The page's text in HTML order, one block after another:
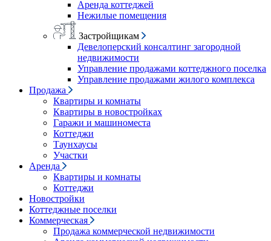
Аренда коттеджей
Нежилые помещения
Застройщикам
Девелоперский консалтинг загородной
недвижимости
Управление продажами коттеджного поселка
Управление продажами жилого комплекса
Продажа
Квартиры и комнаты
Квартиры в новостройках
Гаражи и машиноместа
Коттеджи
Таунхаусы
Участки
Аренда
Квартиры и комнаты
Коттеджи
Новостройки
Коттеджные поселки
Коммерческая
Продажа коммерческой недвижимости